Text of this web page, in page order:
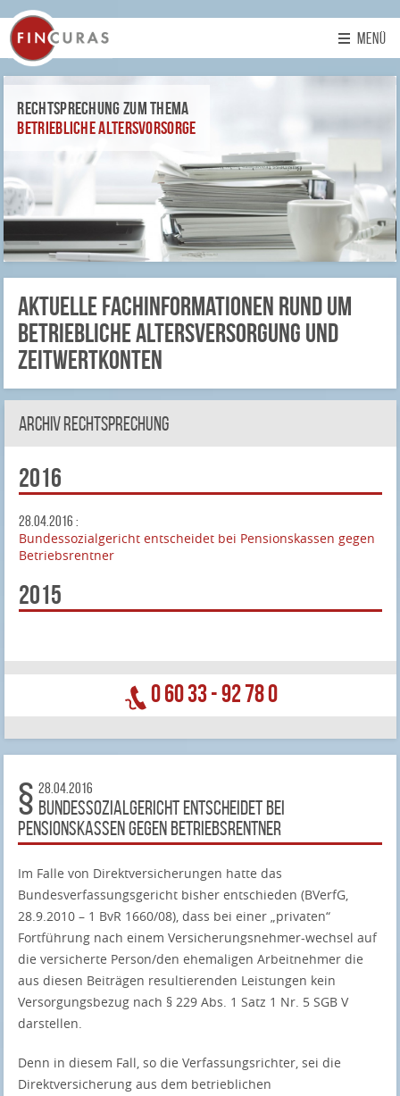
MENÜ
Fincuras
GmbH
Rechtsprechung zum Thema
Betriebliche Altersvorsorge
Aktuelle Fachinformationen rund um
betriebliche Altersversorgung und
Zeitwertkonten
Archiv Rechtsprechung
2016
28.04.2016 :
Bundessozialgericht entscheidet bei Pensionskassen gegen
Betriebsrentner
2015
0 60 33 - 92 78 0
28.04.2016
Bundessozialgericht entscheidet bei
Pensionskassen gegen Betriebsrentner
Im Falle von Direktversicherungen hatte das
Bundesverfassungsgericht bisher entschieden (BVerfG,
28.9.2010 – 1 BvR 1660/08), dass bei einer „privaten“
Fortführung nach einem Versicherungsnehmer-wechsel auf
die versicherte Person/den ehemaligen Arbeitnehmer die
aus diesen Beiträgen resultierenden Leistungen kein
Versorgungsbezug nach § 229 Abs. 1 Satz 1 Nr. 5 SGB V
darstellen.
Denn in diesem Fall, so die Verfassungsrichter, sei die
Direktversicherung aus dem betrieblichen